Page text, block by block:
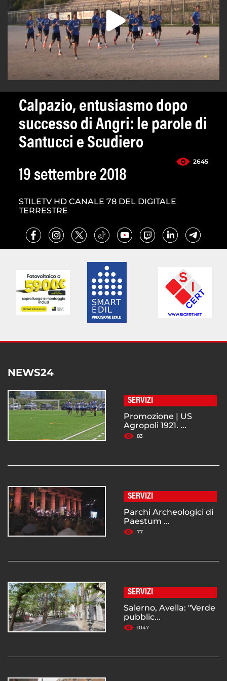
Calpazio, entusiasmo dopo
successo di Angri: le parole di
Santucci e Scudiero
2645
19 settembre 2018
STILETV HD CANALE 78 DEL DIGITALE
TERRESTRE
NEWS24
SERVIZI
Promozione | US
Agropoli 1921. ...
83
SERVIZI
Parchi Archeologici di
Paestum ...
77
SERVIZI
Salerno, Avella: "Verde
pubblic...
1047